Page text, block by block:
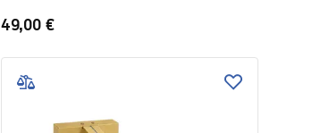
49,00 €